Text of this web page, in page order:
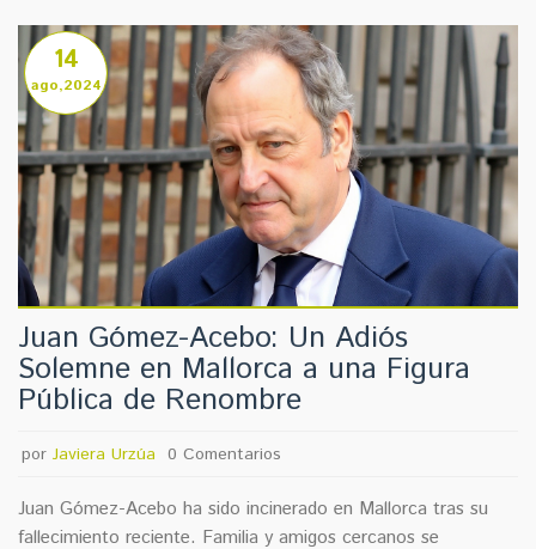
14
ago,2024
Juan Gómez-Acebo: Un Adiós
Solemne en Mallorca a una Figura
Pública de Renombre
por Javiera Urzúa 0 Comentarios
Juan Gómez-Acebo ha sido incinerado en Mallorca tras su
fallecimiento reciente. Familia y amigos cercanos se